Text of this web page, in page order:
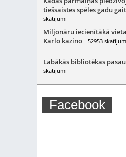
tiešsaistes spēles gadu
skatījumi
Miljonāru iecienītākā
Karlo kazino - 52953
Labākās bibliotēkas
skatījumi
Facebook